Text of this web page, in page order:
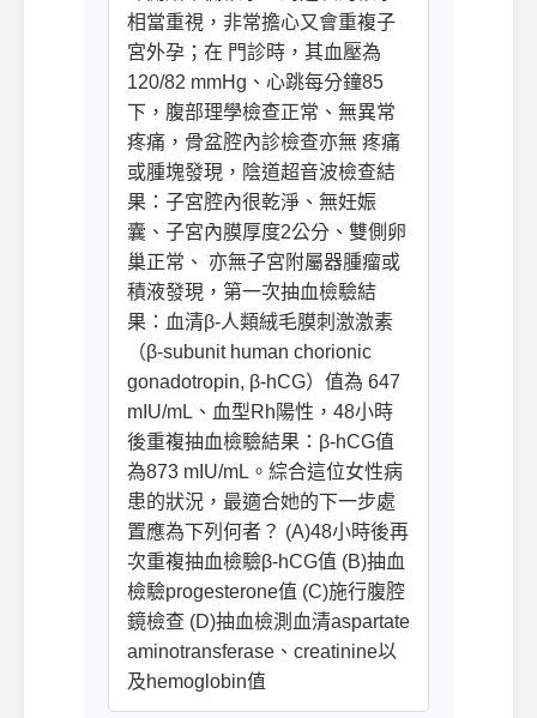
相當重視，非常擔心又會重複子
宮外孕；在 門診時，其血壓為
120/82 mmHg、心跳每分鐘85
下，腹部理學檢查正常、無異常
疼痛，骨盆腔內診檢查亦無 疼痛
或腫塊發現，陰道超音波檢查結
果：子宮腔內很乾淨、無妊娠
囊、子宮內膜厚度2公分、雙側卵
巢正常、 亦無子宮附屬器腫瘤或
積液發現，第一次抽血檢驗結
果：血清β-人類絨毛膜刺激激素
（β-subunit human chorionic
gonadotropin, β-hCG）值為 647
mIU/mL、血型Rh陽性，48小時
後重複抽血檢驗結果：β-hCG值
為873 mIU/mL。綜合這位女性病
患的狀況，最適合她的下一步處
置應為下列何者？ (A)48小時後再
次重複抽血檢驗β-hCG值 (B)抽血
檢驗progesterone值 (C)施行腹腔
鏡檢查 (D)抽血檢測血清aspartate
aminotransferase、creatinine以
及hemoglobin值